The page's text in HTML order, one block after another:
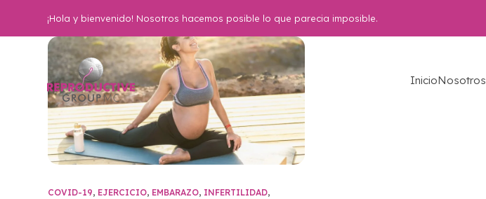
¡Hola y bienvenido! Nosotros hacemos posible lo que parecia imposible.
InicioNosotros
COVID-19, EJERCICIO, EMBARAZO, INFERTILIDAD,